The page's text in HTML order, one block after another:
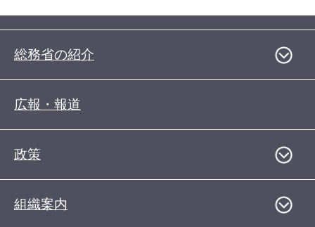
総務省の紹介
広報・報道
政策
組織案内